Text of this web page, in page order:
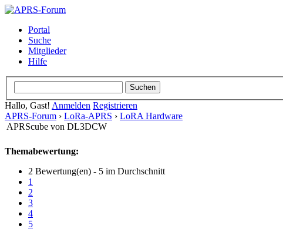
Portal
Suche
Mitglieder
Hilfe
Hallo, Gast! Anmelden Registrieren
APRS-Forum › LoRa-APRS › LoRA Hardware
APRScube von DL3DCW
Themabewertung:
2 Bewertung(en) - 5 im Durchschnitt
1
2
3
4
5